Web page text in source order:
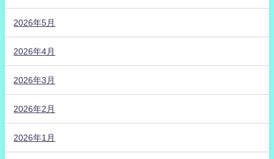
2026年5月
2026年4月
2026年3月
2026年2月
2026年1月